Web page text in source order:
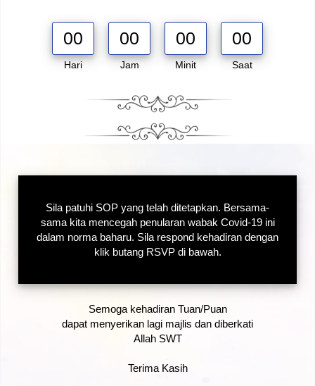
00
Hari
00
Jam
00
Minit
00
Saat
Sila patuhi SOP yang telah ditetapkan. Bersama-
sama kita mencegah penularan wabak Covid-19 ini
dalam norma baharu. Sila respond kehadiran dengan
klik butang RSVP di bawah.
Semoga kehadiran Tuan/Puan
dapat menyerikan lagi majlis dan diberkati
Allah SWT
Terima Kasih